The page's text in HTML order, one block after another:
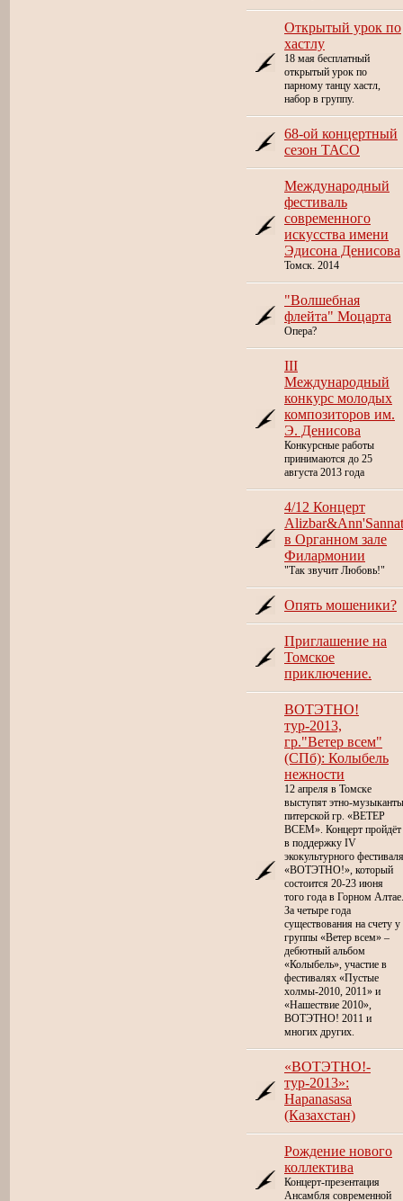
Открытый урок по
хастлу
18 мая бесплатный
открытый урок по
парному танцу хастл,
набор в группу.
68-ой концертный
сезон ТАСО
Международный
фестиваль
современного
искусства имени
Эдисона Денисова
Томск. 2014
"Волшебная
флейта" Моцарта
Опера?
III
Международный
конкурс молодых
композиторов им.
Э. Денисова
Конкурсные работы
принимаются до 25
августа 2013 года
4/12 Концерт
Alizbar&Ann'Sannat
в Органном зале
Филармонии
"Так звучит Любовь!"
Опять мошеники?
Приглашение на
Томское
приключение.
ВОТЭТНО!
тур-2013,
гр."Ветер всем"
(СПб): Колыбель
нежности
12 апреля в Томске
выступят этно-музыканты
питерской гр. «ВЕТЕР
ВСЕМ». Концерт пройдёт
в поддержку IV
экокультурного фестиваля
«ВОТЭТНО!», который
состоится 20-23 июня
того года в Горном Алтае.
За четыре года
существования на счету у
группы «Ветер всем» –
дебютный альбом
«Колыбель», участие в
фестивалях «Пустые
холмы-2010, 2011» и
«Нашествие 2010»,
ВОТЭТНО! 2011 и
многих других.
«ВОТЭТНО!-
тур-2013»:
Hapanasasa
(Казахстан)
Рождение нового
коллектива
Концерт-презентация
Ансамбля современной